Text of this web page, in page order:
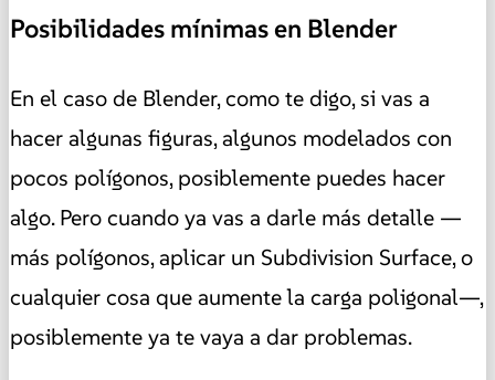
Posibilidades mínimas en Blender
En el caso de Blender, como te digo, si vas a
hacer algunas figuras, algunos modelados con
pocos polígonos, posiblemente puedes hacer
algo. Pero cuando ya vas a darle más detalle —
más polígonos, aplicar un Subdivision Surface, o
cualquier cosa que aumente la carga poligonal—,
posiblemente ya te vaya a dar problemas.